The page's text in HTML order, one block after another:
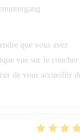
que vous avez
vue sur le coucher
de vous accueillir